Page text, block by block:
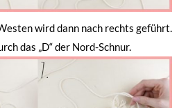
wird dann nach rechts geführt.
das „D“ der Nord-Schnur.